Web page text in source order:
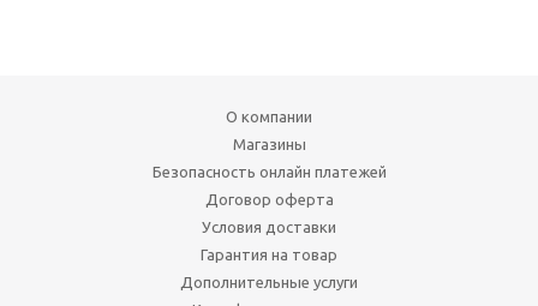
О компании
Магазины
Безопасность онлайн платежей
Договор оферта
Условия доставки
Гарантия на товар
Дополнительные услуги